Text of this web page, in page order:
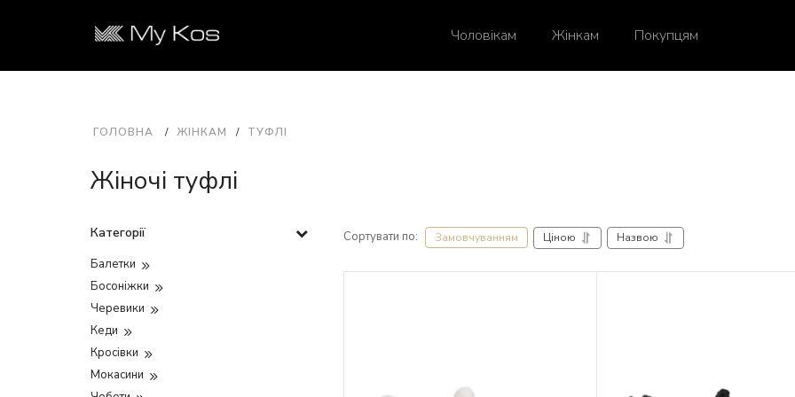
Чоловікам Жінкам Покупцям
ГОЛОВНА ЖІНКАМ ТУФЛІ
Жіночі туфлі
Категорії
Балетки
Босоніжки
Черевики
Кеди
Кросівки
Мокасини
Сортувати по: Замовчуванням Ціною Назвою